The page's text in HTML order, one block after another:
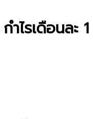
ไรเดือนละ 1